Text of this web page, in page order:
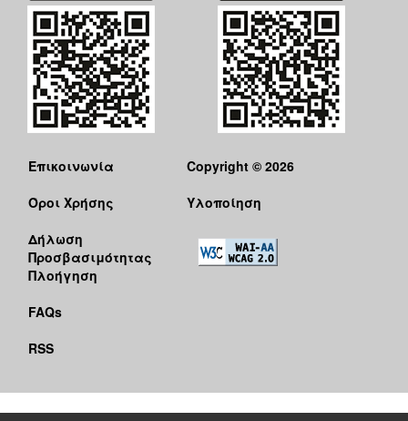
Επικοινωνία
Όροι Χρήσης
Δήλωση
Προσβασιμότητας
Πλοήγηση
FAQs
RSS
Copyright © 2026
Υλοποίηση